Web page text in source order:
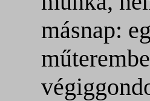
másnap: